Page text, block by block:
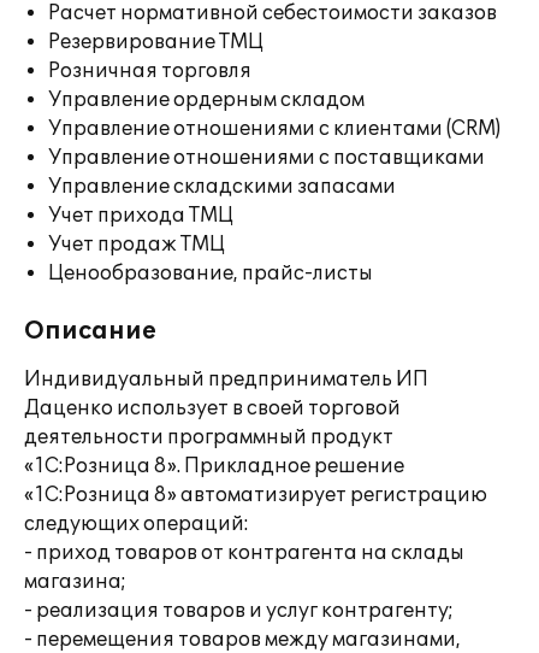
Расчет нормативной себестоимости заказов
Резервирование ТМЦ
Розничная торговля
Управление ордерным складом
Управление отношениями с клиентами (CRM)
Управление отношениями с поставщиками
Управление складскими запасами
Учет прихода ТМЦ
Учет продаж ТМЦ
Ценообразование, прайс-листы
Описание
Индивидуальный предприниматель ИП
Даценко использует в своей торговой
деятельности программный продукт
«1С:Розница 8». Прикладное решение
«1С:Розница 8» автоматизирует регистрацию
следующих операций:
- приход товаров от контрагента на склады
магазина;
- реализация товаров и услуг контрагенту;
- перемещения товаров между магазинами,